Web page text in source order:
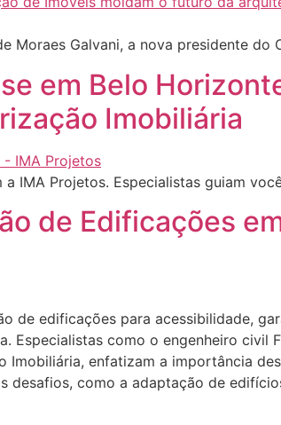
Moraes Galvani, a nova presidente
em Belo
Imobiliária
IMA Projetos. Especialistas guiam
de Edificações
de edificações para acessibilidade,
Especialistas como o engenheiro civil
Imobiliária, enfatizam a importância
desafios, como a adaptação de